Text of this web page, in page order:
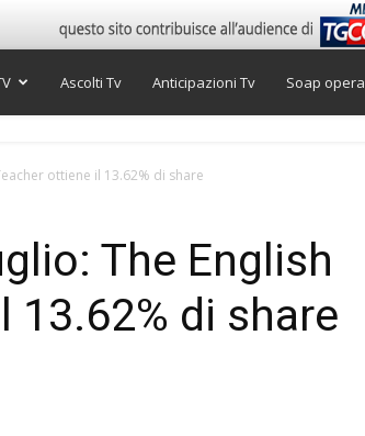
Ascolti Tv Anticipazioni Tv Soap opera
ottiene il 13.62% di share
The English
di share